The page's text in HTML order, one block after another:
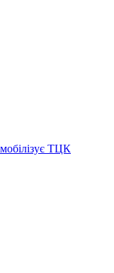
мобілізує ТЦК